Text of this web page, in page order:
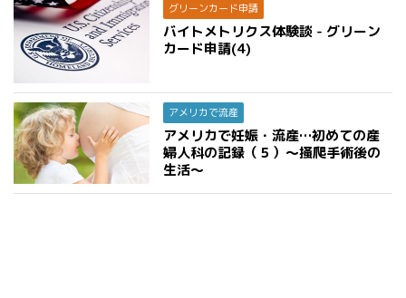
グリーンカード申請
バイトメトリクス体験談 - グリーン
カード申請(4)
アメリカで流産
アメリカで妊娠・流産…初めての産
婦人科の記録（５）〜掻爬手術後の
生活〜